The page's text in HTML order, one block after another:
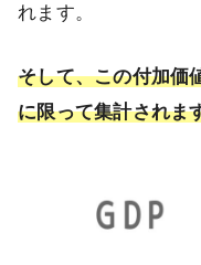
れます。
そして、この付加価
に限って集計されま